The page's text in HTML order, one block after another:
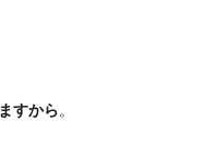
すから。